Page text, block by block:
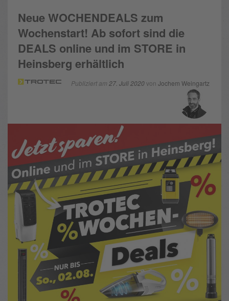
Neue WOCHENDEALS zum
Wochenstart! Ab sofort sind die
DEALS online und im STORE in
Heinsberg erhältlich
Publiziert am 27. Juli 2020von Jochem Weingartz